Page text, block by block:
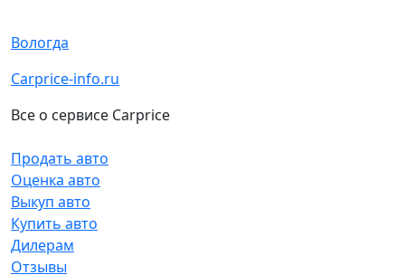
Вологда
Carprice-info.ru
Все о сервисе Carprice
Продать авто
Оценка авто
Выкуп авто
Купить авто
Дилерам
Отзывы